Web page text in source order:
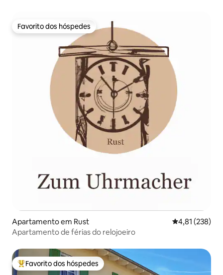
Favorito dos hóspedes
Favorito dos hóspedes
Apartamento em Rust Classificação
4,81 (238)
Apartamento de férias do relojoeiro
Favoritos dos hóspedes mais apreciados
Favorito dos hóspedes